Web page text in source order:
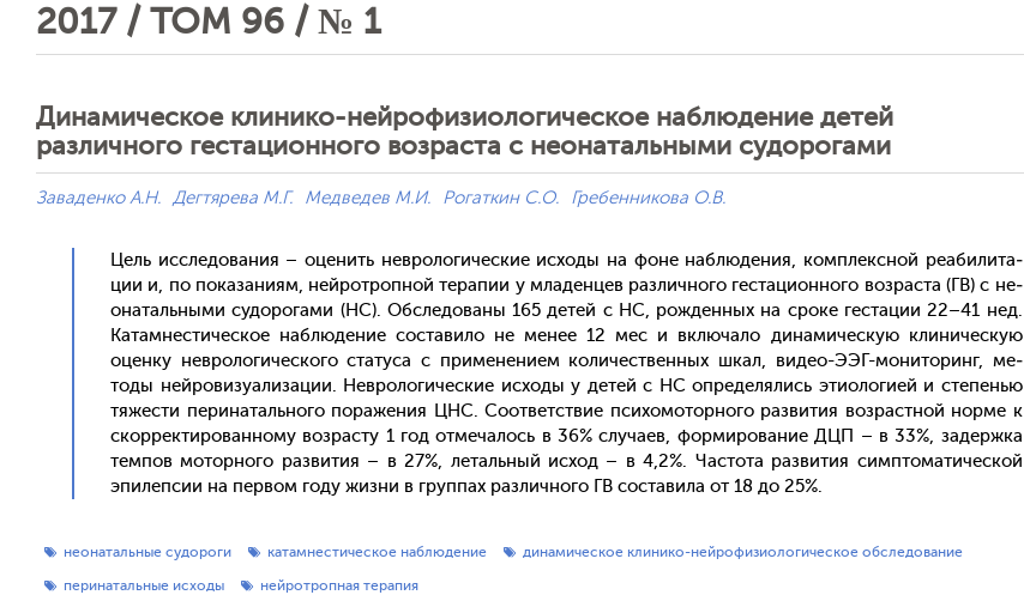
2017 / ТОМ 96 / № 1
Динамическое клинико-нейрофизиологическое наблюдение детей
различного гестационного возраста с неонатальными судорогами
Заваденко А.Н. Дегтярева М.Г. Медведев М.И. Рогаткин С.О. Гребенникова О.В.
Цель ис­сле­дова­ния – оце­нить нев­ро­логи­чес­кие ис­хо­ды на фо­не наб­лю­дения, ком­плексной ре­аби­лита­
ции и, по по­каза­ни­ям, ней­рот­ропной те­рапии у мла­ден­цев раз­лично­го гес­та­ци­он­но­го воз­раста (ГВ) с не­
она­таль­ны­ми су­доро­гами (НС). Об­сле­дова­ны 165 де­тей с НС, рож­денных на сро­ке гес­та­ции 22–41 нед.
Ка­там­нести­чес­кое наб­лю­дение сос­та­вило не ме­нее 12 мес и вклю­чало ди­нами­чес­кую кли­ничес­кую
оцен­ку нев­ро­логи­чес­ко­го ста­туса с при­мене­ни­ем ко­личес­твен­ных шкал, ви­део-Э­ЭГ-мо­нито­ринг, ме­
тоды ней­ро­визу­али­зации. Нев­ро­логи­чес­кие ис­хо­ды у де­тей с НС оп­ре­деля­лись эти­оло­ги­ей и сте­пенью
тя­жес­ти пе­рина­таль­но­го по­раже­ния ЦНС. Со­от­ветс­твие пси­хомо­тор­но­го раз­ви­тия воз­рас­тной нор­ме к
скор­ректи­рован­но­му воз­расту 1 год от­ме­чалось в 36% слу­ча­ев, фор­ми­рова­ние ДЦП – в 33%, за­дер­жка
тем­пов мо­тор­но­го раз­ви­тия – в 27%, ле­таль­ный ис­ход – в 4,2%. Час­то­та раз­ви­тия сим­пто­мати­чес­кой
эпи­леп­сии на пер­вом го­ду жиз­ни в груп­пах раз­лично­го ГВ сос­та­вила от 18 до 25%.
неонатальные судороги катамнестическое наблюдение
динамическое клинико-нейрофизиологическое обследование
перинатальные исходы
нейротропная терапия